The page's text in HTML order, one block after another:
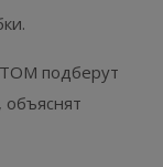
подберут